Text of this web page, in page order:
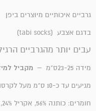
גרביים איכותיים מיוצרים ביפן
בדגם אצבע (tabi socks)
עבים יותר מהגרביים
מידה 23-25ס"מ – מקביל למידה
מגיעים עד כ-10 ס"מ מעל לקרסול
חומרים: כותנה 56%, אקריל 24%, פוליאסטר 18%, פליאורטן 10%